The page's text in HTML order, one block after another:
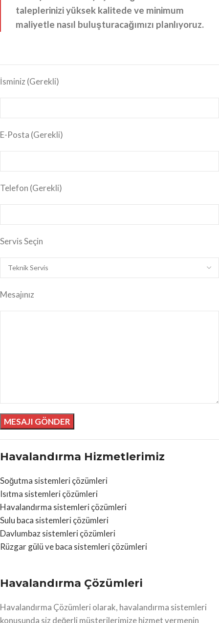
taleplerinizi yüksek kalitede ve minimum
maliyetle nasıl buluşturacağımızı planlıyoruz.
İsminiz (Gerekli)
E-Posta (Gerekli)
Telefon (Gerekli)
Servis Seçin
Mesajınız
Havalandırma Hizmetlerimiz
Soğutma sistemleri çözümleri
Isıtma sistemleri çözümleri
Havalandırma sistemleri çözümleri
Sulu baca sistemleri çözümleri
Davlumbaz sistemleri çözümleri
Rüzgar gülü ve baca sistemleri çözümleri
Havalandırma Çözümleri
Havalandırma Çözümleri olarak, havalandırma sistemleri
konusunda siz değerli müşterilerimize hizmet vermenin